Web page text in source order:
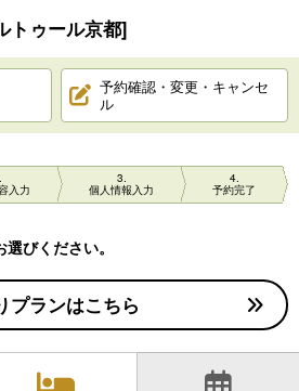
トゥール京都]
予約確認・変更・キャンセ
ル
入力
3
個人情報入力
4
予約完了
びください。
プランはこちら